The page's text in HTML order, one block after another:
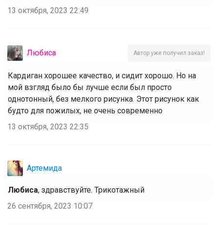
13 октября, 2023 22:49
Любиса Автор уже получил заказ!
Кардиган хорошее качество, и сидит хорошо. Но на
мой взгляд было бы лучше если был просто
однотонный, без мелкого рисунка. Этот рисунок как
будто для пожилых, не очень современно
13 октября, 2023 22:35
Артемида
Любиса, здравствуйте. Трикотажный
26 сентября, 2023 10:07